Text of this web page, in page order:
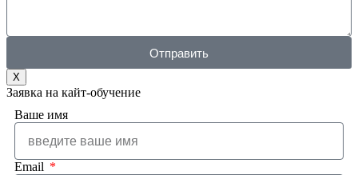
Отправить
X
Заявка на кайт-обучение
Ваше имя
Email